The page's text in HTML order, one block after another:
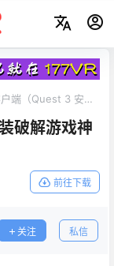
端（Quest 3 安装
破解游戏神
前往下载
关注 私信